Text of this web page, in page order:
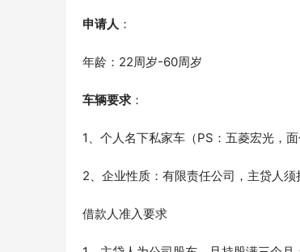
申请人 ：
年龄：22周岁-60周岁
车辆要求 ：
1、个人名下私家车（PS：五菱宏光，
2、企业性质：有限责任公司，主贷人须
借款人准入要求